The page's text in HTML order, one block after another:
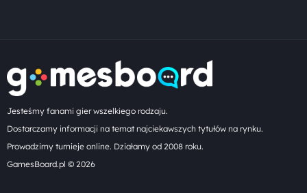
Jesteśmy fanami gier wszelkiego rodzaju.
Dostarczamy informacji na temat najciekawszych tytułów na rynku.
Prowadzimy turnieje online. Działamy od 2008 roku.
GamesBoard.pl © 2026